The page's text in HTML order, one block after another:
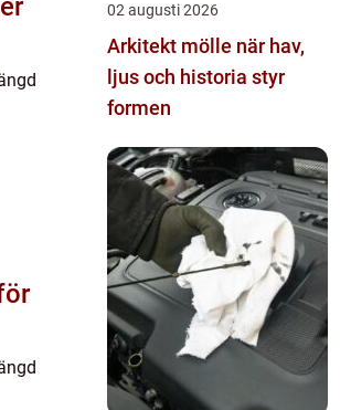
02 augusti 2026
Arkitekt mölle när hav,
ljus och historia styr
formen